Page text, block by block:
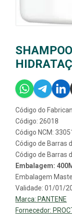
Código do
Código: 26018
Código NCM:
Código de Barras
Código de Barras
Embalagem:
Embalagem
Validade: 01/01/
Marca: PANTENE
Fornecedor: